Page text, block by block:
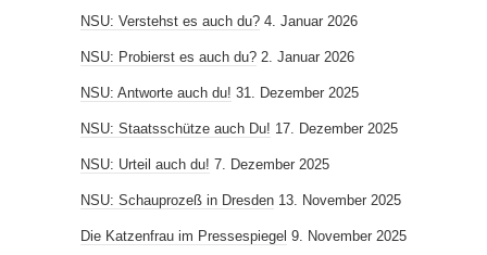
NSU: Verstehst es auch du? 4. Januar 2026
NSU: Probierst es auch du? 2. Januar 2026
NSU: Antworte auch du! 31. Dezember 2025
NSU: Staatsschütze auch Du! 17. Dezember 2025
NSU: Urteil auch du! 7. Dezember 2025
NSU: Schauprozeß in Dresden 13. November 2025
Die Katzenfrau im Pressespiegel 9. November 2025